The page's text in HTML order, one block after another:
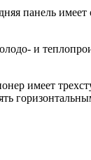
панель
и
имеет